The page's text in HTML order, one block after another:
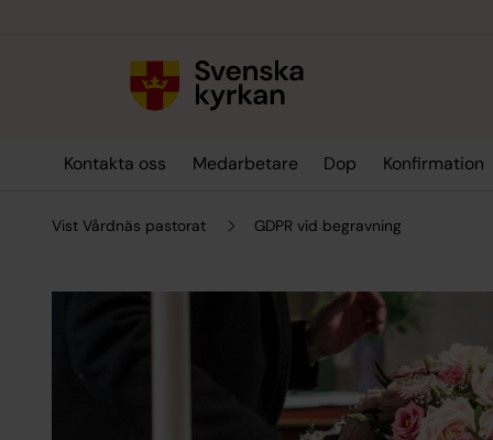
Kontakta oss Medarbetare Dop Konfirmation
Vist Vårdnäs pastorat GDPR vid begravning